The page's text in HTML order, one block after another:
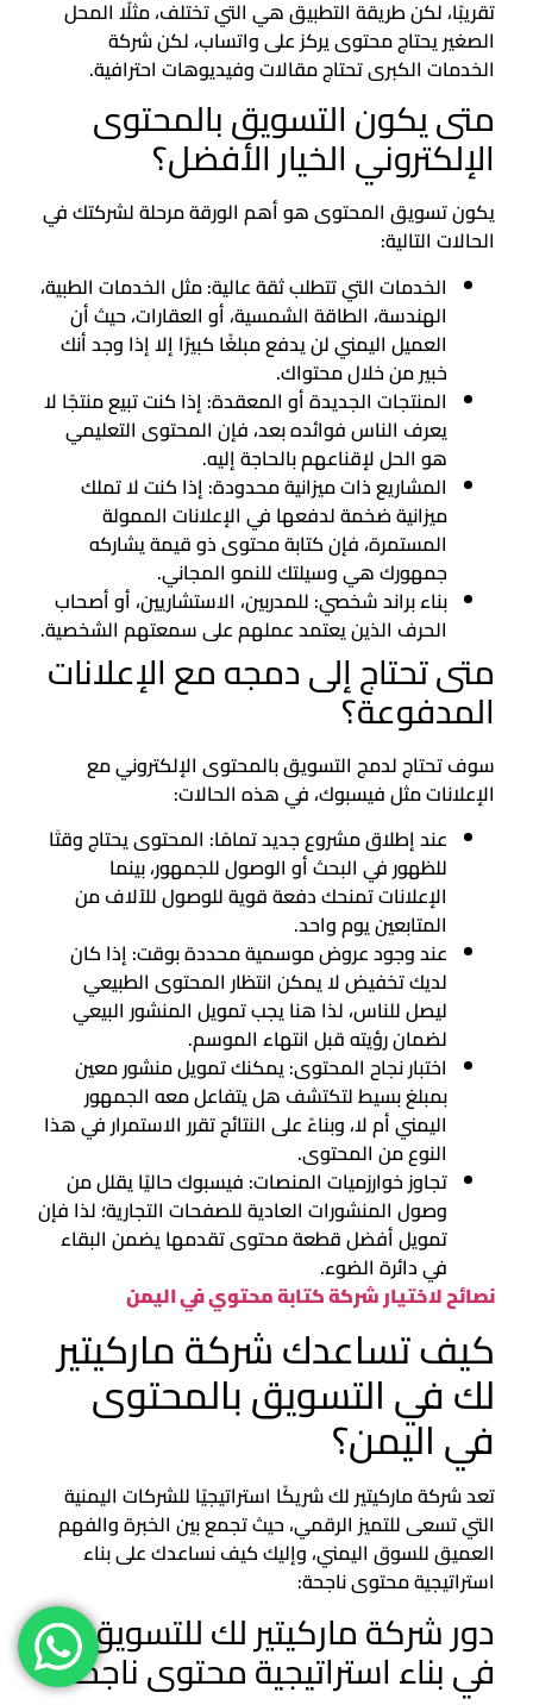
تقريبًا، لكن طريقة التطبيق هي التي تختلف، مثلًا المحل
الصغير يحتاج محتوى يركز على واتساب، لكن شركة
الخدمات الكبرى تحتاج مقالات وفيديوهات احترافية.
متى يكون التسويق بالمحتوى
الإلكتروني الخيار الأفضل؟
يكون تسويق المحتوى هو أهم الورقة مرحلة لشركتك في
الحالات التالية:
الخدمات التي تتطلب ثقة عالية: مثل الخدمات الطبية،
الهندسة، الطاقة الشمسية، أو العقارات، حيث أن
العميل اليمني لن يدفع مبلغًا كبيرًا إلا إذا وجد أنك
خبير من خلال محتواك.
المنتجات الجديدة أو المعقدة: إذا كنت تبيع منتجًا لا
يعرف الناس فوائده بعد، فإن المحتوى التعليمي
هو الحل لإقناعهم بالحاجة إليه.
المشاريع ذات ميزانية محدودة: إذا كنت لا تملك
ميزانية ضخمة لدفعها في الإعلانات الممولة
المستمرة، فإن كتابة محتوى ذو قيمة يشاركه
جمهورك هي وسيلتك للنمو المجاني.
بناء براند شخصي: للمدربين، الاستشاريين، أو أصحاب
الحرف الذين يعتمد عملهم على سمعتهم الشخصية.
متى تحتاج إلى دمجه مع الإعلانات
المدفوعة؟
سوف تحتاج لدمج التسويق بالمحتوى الإلكتروني مع
الإعلانات مثل فيسبوك، في هذه الحالات:
عند إطلاق مشروع جديد تمامًا: المحتوى يحتاج وقتَا
للظهور في البحث أو الوصول للجمهور، بينما
الإعلانات تمنحك دفعة قوية للوصول للآلاف من
المتابعين يوم واحد.
عند وجود عروض موسمية محددة بوقت: إذا كان
لديك تخفيض لا يمكن انتظار المحتوى الطبيعي
ليصل للناس، لذا هنا يجب تمويل المنشور البيعي
لضمان رؤيته قبل انتهاء الموسم.
اختبار نجاح المحتوى: يمكنك تمويل منشور معين
بمبلغ بسيط لتكتشف هل يتفاعل معه الجمهور
اليمني أم لا، وبناءً على النتائج تقرر الاستمرار في هذا
النوع من المحتوى.
تجاوز خوارزميات المنصات: فيسبوك حاليًا يقلل من
وصول المنشورات العادية للصفحات التجارية؛ لذا فإن
تمويل أفضل قطعة محتوى تقدمها يضمن البقاء
في دائرة الضوء.
نصائح لاختيار شركة كتابة محتوي في اليمن
كيف تساعدك شركة ماركيتير
لك في التسويق بالمحتوى
في اليمن؟
تعد شركة ماركيتير لك شريكًا استراتيجيًا للشركات اليمنية
التي تسعى للتميز الرقمي، حيث تجمع بين الخبرة والفهم
العميق للسوق اليمني، وإليك كيف نساعدك على بناء
استراتيجية محتوى ناجحة:
دور شركة ماركيتير لك للتسويق
في بناء استراتيجية محتوى ناجحة: